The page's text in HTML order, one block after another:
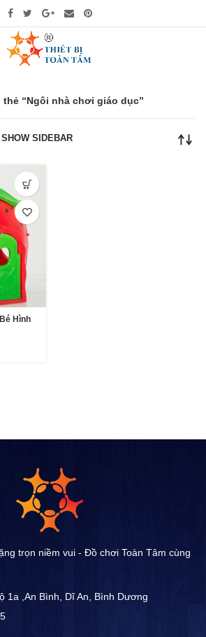
“Ngôi nhà chơi giáo dục”
SHOW SIDEBAR
Hình
trọn niềm vui - Đồ chơi Toàn Tâm cùng
1a ,An Bình, Dĩ An, Bình Dương